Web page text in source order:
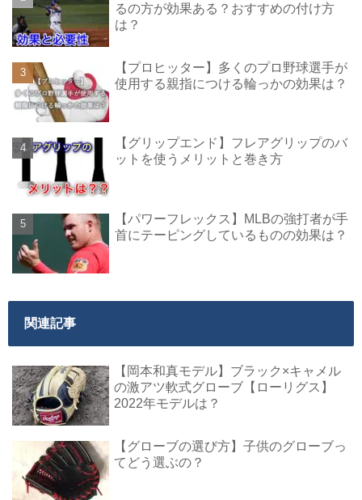
るの方が効果ある？おすすめの付け方
は？
【プロヒッター】多くのプロ野球選手が
使用する親指につける輪っかの効果は？
【グリップエンド】フレアグリップのバ
ットを使うメリットと巻き方
【パワーフレックス】MLBの強打者が手
首にテーピングしているものの効果は？
関連記事
【岡本和真モデル】ブラック×キャメル
の激アツ軟式グローブ【ローリグス】
2022年モデルは？
【グローブの選び方】子供のグローブっ
てどう選ぶの？